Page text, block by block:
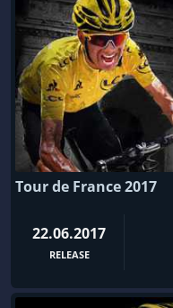
Tour de France 2017
22.06.2017
RELEASE